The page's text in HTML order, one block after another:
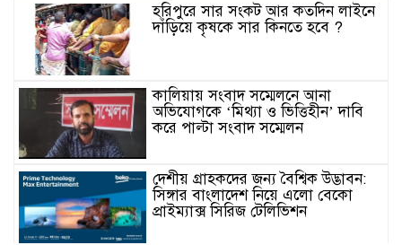
হরিপুরে সার সংকট আর কতদিন লাইনে
দাঁড়িয়ে কৃষকে সার কিনতে হবে ?
কালিয়ায় সংবাদ সম্মেলনে আনা
অভিযোগকে ‘মিথ্যা ও ভিত্তিহীন’ দাবি
করে পাল্টা সংবাদ সম্মেলন
দেশীয় গ্রাহকদের জন্য বৈশ্বিক উদ্ভাবন:
সিঙ্গার বাংলাদেশ নিয়ে এলো বেকো
প্রাইম্যাক্স সিরিজ টেলিভিশন